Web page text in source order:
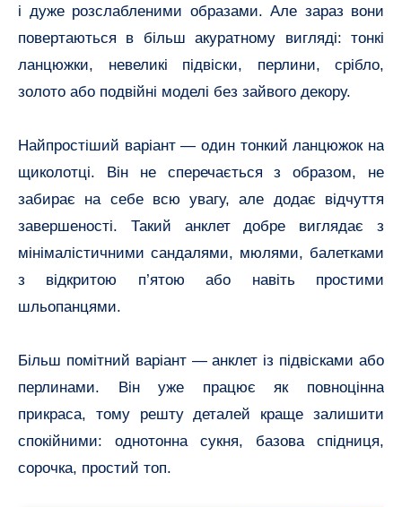
і дуже розслабленими образами. Але зараз вони
повертаються в більш акуратному вигляді: тонкі
ланцюжки, невеликі підвіски, перлини, срібло,
золото або подвійні моделі без зайвого декору.
Найпростіший варіант — один тонкий ланцюжок на
щиколотці. Він не сперечається з образом, не
забирає на себе всю увагу, але додає відчуття
завершеності. Такий анклет добре виглядає з
мінімалістичними сандалями, мюлями, балетками
з відкритою п’ятою або навіть простими
шльопанцями.
Більш помітний варіант — анклет із підвісками або
перлинами. Він уже працює як повноцінна
прикраса, тому решту деталей краще залишити
спокійними: однотонна сукня, базова спідниця,
сорочка, простий топ.